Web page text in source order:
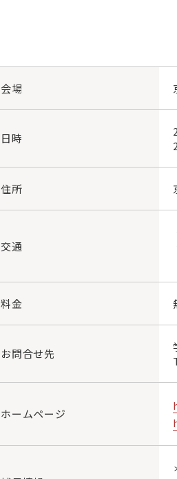
会場
日時
住所
交通
料金
お問合せ先
ホームページ